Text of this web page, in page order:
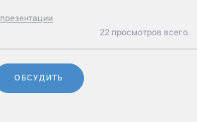
презентации
22 просмотров всего.
ОБСУДИТЬ